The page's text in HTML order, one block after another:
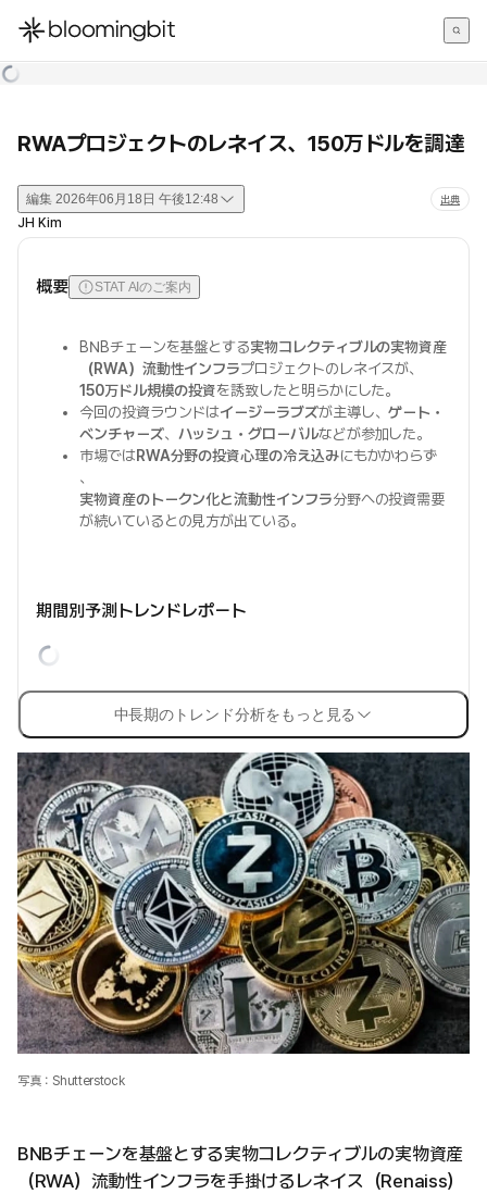
한국어
RWAプロジェクトのレネイス、150万ドルを調達
編集 2026年06月18日 午後12:48 出典
JH Kim
概要 STAT AIのご案内
BNBチェーンを基盤とする実物コレクティブルの実物資産
（RWA）流動性インフラプロジェクトのレネイスが、
150万ドル規模の投資を誘致したと明らかにした。
今回の投資ラウンドはイージーラブズが主導し、ゲート・
ベンチャーズ、 ハッシュ・グローバルなどが参加した。
市場ではRWA分野の投資心理の冷え込みにもかかわらず
、
実物資産のトークン化と流動性インフラ分野への投資需要
が続いているとの見方が出ている。
期間別予測トレンドレポート
中長期のトレンド分析をもっと見る
写真：Shutterstock
BNBチェーンを基盤とする実物コレクティブルの実物資産
（RWA）流動性インフラを手掛けるレネイス（Renaiss）